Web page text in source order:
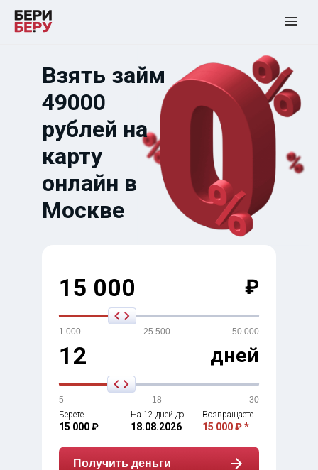
Взять займ
49000
рублей на
карту
онлайн в
Москве
15 000 ₽
1 000 25 500 50 000
12 дней
5 18
30
Берете
15 000 ₽
На 12 дней до
18.08.2026
Возвращаете
15 000 ₽ *
Получить деньги